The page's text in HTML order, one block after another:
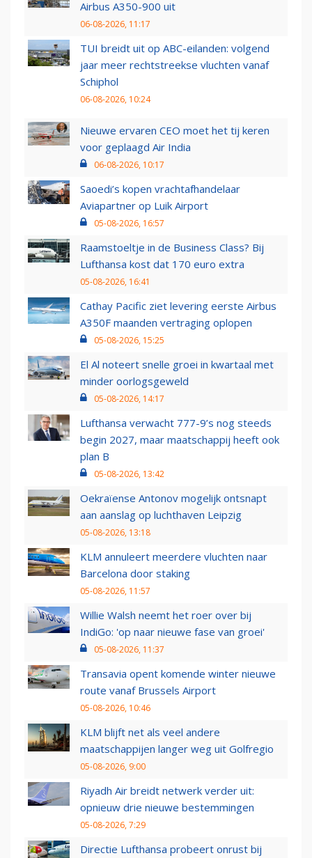
Airbus A350-900 uit
06-08-2026, 11:17
TUI breidt uit op ABC-eilanden: volgend
jaar meer rechtstreekse vluchten vanaf
Schiphol
06-08-2026, 10:24
Nieuwe ervaren CEO moet het tij keren
voor geplaagd Air India
06-08-2026, 10:17
Saoedi’s kopen vrachtafhandelaar
Aviapartner op Luik Airport
05-08-2026, 16:57
Raamstoeltje in de Business Class? Bij
Lufthansa kost dat 170 euro extra
05-08-2026, 16:41
Cathay Pacific ziet levering eerste Airbus
A350F maanden vertraging oplopen
05-08-2026, 15:25
El Al noteert snelle groei in kwartaal met
minder oorlogsgeweld
05-08-2026, 14:17
Lufthansa verwacht 777-9’s nog steeds
begin 2027, maar maatschappij heeft ook
plan B
05-08-2026, 13:42
Oekraïense Antonov mogelijk ontsnapt
aan aanslag op luchthaven Leipzig
05-08-2026, 13:18
KLM annuleert meerdere vluchten naar
Barcelona door staking
05-08-2026, 11:57
Willie Walsh neemt het roer over bij
IndiGo: 'op naar nieuwe fase van groei'
05-08-2026, 11:37
Transavia opent komende winter nieuwe
route vanaf Brussels Airport
05-08-2026, 10:46
KLM blijft net als veel andere
maatschappijen langer weg uit Golfregio
05-08-2026, 9:00
Riyadh Air breidt netwerk verder uit:
opnieuw drie nieuwe bestemmingen
05-08-2026, 7:29
Directie Lufthansa probeert onrust bij